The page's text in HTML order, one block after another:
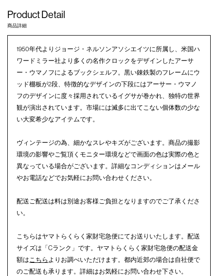
Product Detail
商品詳細
1950年代よりジョージ・ネルソンアソシエイツに所属し、米国ハ
ワードミラー社より多くの名作クロックをデザインしたアーサ
ー・ウマノフによるブックシェルフ。黒い錬鉄製のフレームにウ
ッド棚板が2段、特徴的なデザインの下段にはアーサー・ウマノ
フのデザインに度々採用されているイグサが巻かれ、独特の世界
観が演出されています。市場には滅多に出てこない個体数の少な
い大変希少なアイテムです。
ヴィンテージの為、細かなスレやキズがございます。商品の撮影
環境の影響やご覧頂くモニター環境などで画面の色は実際の色と
異なっている場合がございます。詳細なコンディションはメール
やお電話などでお気軽にお問い合わせください。
配送ご配送は料は別途お客様ご負担となりますのでご了承くださ
い。
こちらはヤマトらくらく家財宅急便にてお送りいたします。配送
サイズは「Cランク」です。ヤマトらくらく家財宅急便の配送金
額はこちらよりお調べいただけます。都内近郊の場合は自社便で
のご配送も承ります。詳細はお気軽にお問い合わせ下さい。